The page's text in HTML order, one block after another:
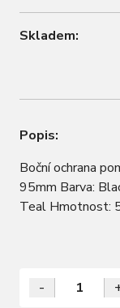
Skladem:
Popis:
Boční ochrana
95mm Barva:
Teal Hmotnost:
-